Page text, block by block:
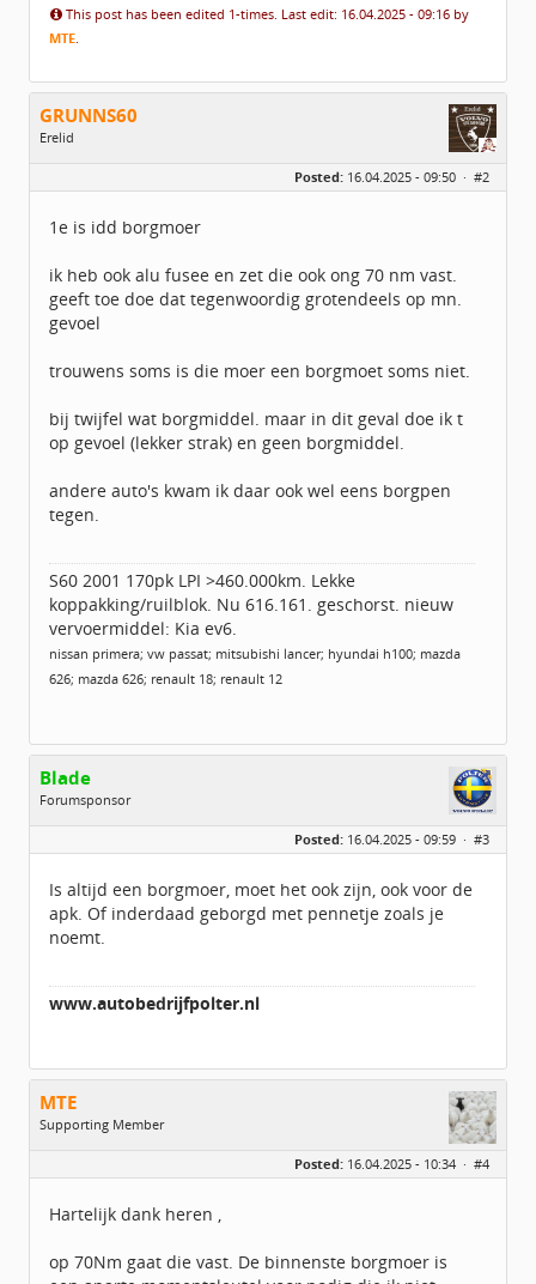
This post has been edited 1-times. Last edit: 16.04.2025 - 09:16 by
MTE.
GRUNNS60
Erelid
Leeftijd:
64
Geregistreerd:07 / 2014
Posted: 16.04.2025 - 09:50 · #2
1e is idd borgmoer
ik heb ook alu fusee en zet die ook ong 70 nm vast.
geeft toe doe dat tegenwoordig grotendeels op mn.
gevoel
trouwens soms is die moer een borgmoet soms niet.
bij twijfel wat borgmiddel. maar in dit geval doe ik t
op gevoel (lekker strak) en geen borgmiddel.
andere auto's kwam ik daar ook wel eens borgpen
tegen.
S60 2001 170pk LPI >460.000km. Lekke
koppakking/ruilblok. Nu 616.161. geschorst. nieuw
vervoermiddel: Kia ev6.
nissan primera; vw passat; mitsubishi lancer; hyundai h100; mazda
626; mazda 626; renault 18; renault 12
Blade
Forumsponsor
Geslacht:
Leeftijd:
36
Berichten:
5222
Geregistreerd:09 / 2017
Posted: 16.04.2025 - 09:59 · #3
Is altijd een borgmoer, moet het ook zijn, ook voor de
apk. Of inderdaad geborgd met pennetje zoals je
noemt.
www.autobedrijfpolter.nl
MTE
Supporting Member
Leeftijd:
55
Geregistreerd:02 / 2021
Posted: 16.04.2025 - 10:34 · #4
Hartelijk dank heren ,
op 70Nm gaat die vast. De binnenste borgmoer is